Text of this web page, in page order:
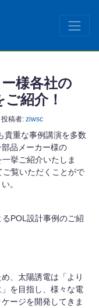
様各社の
紹介！
投稿者: ziwsc
貴重な事例講演を多数
品メーカー様の
挙ご紹介いたしま
覧いただくことがで
。
POL設計事例のご紹
、太陽誘電は「より
を目指し、様々な電
ージを開発してきま